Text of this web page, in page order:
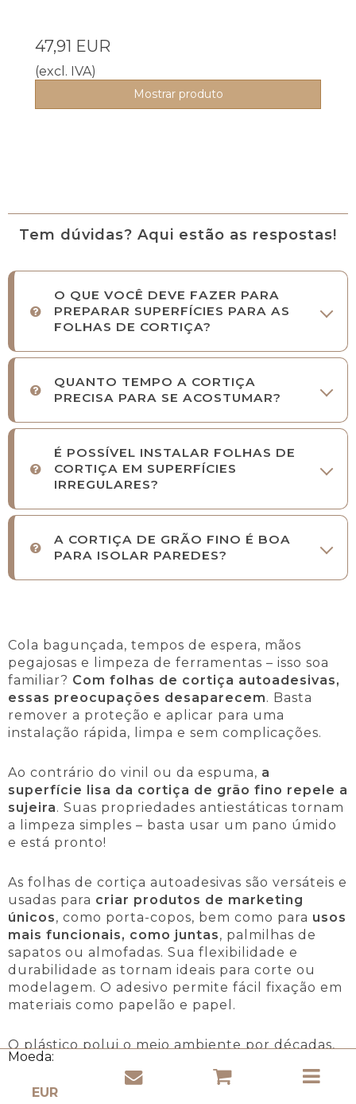
Moeda:
47,91 EUR
(excl. IVA)
Mostrar produto
Tem dúvidas? Aqui estão as respostas!
O QUE VOCÊ DEVE FAZER PARA
PREPARAR SUPERFÍCIES PARA AS
FOLHAS DE CORTIÇA?
QUANTO TEMPO A CORTIÇA
PRECISA PARA SE ACOSTUMAR?
É POSSÍVEL INSTALAR FOLHAS DE
CORTIÇA EM SUPERFÍCIES
IRREGULARES?
A CORTIÇA DE GRÃO FINO É BOA
PARA ISOLAR PAREDES?
Cola bagunçada, tempos de espera, mãos
pegajosas e limpeza de ferramentas – isso soa
familiar? Com folhas de cortiça autoadesivas,
essas preocupações desaparecem. Basta
remover a proteção e aplicar para uma
instalação rápida, limpa e sem complicações.
Ao contrário do vinil ou da espuma, a
superfície lisa da cortiça de grão fino repele a
sujeira. Suas propriedades antiestáticas tornam
a limpeza simples – basta usar um pano úmido
e está pronto!
As folhas de cortiça autoadesivas são versáteis e
usadas para criar produtos de marketing
únicos, como porta-copos, bem como para usos
mais funcionais, como juntas, palmilhas de
sapatos ou almofadas. Sua flexibilidade e
durabilidade as tornam ideais para corte ou
modelagem. O adesivo permite fácil fixação em
materiais como papelão e papel.
O plástico polui o meio ambiente por décadas,
enquanto a cortiça se biodegrada
Totalmente renovável,
biodegradável e natural!